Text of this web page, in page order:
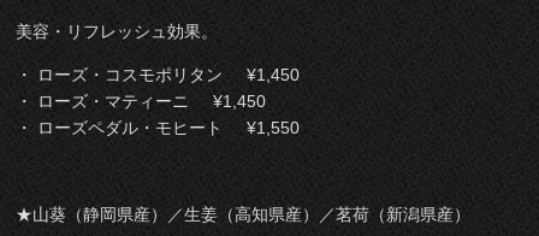
美容・リフレッシュ効果。
・ ローズ・コスモポリタン ¥1,450
・ ローズ・マティーニ ¥1,450
・ ローズペダル・モヒート ¥1,550
★山葵（静岡県産）／生姜（高知県産）／茗荷（新潟県産）